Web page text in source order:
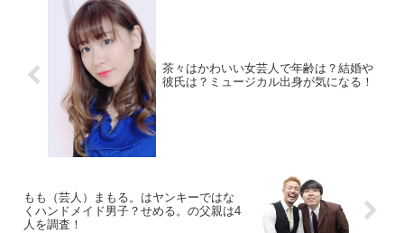
茶々はかわいい女芸人で年齢は？結婚や
彼氏は？ミュージカル出身が気になる！
もも（芸人）まもる。はヤンキーではな
くハンドメイド男子？せめる。の父親は4
人を調査！